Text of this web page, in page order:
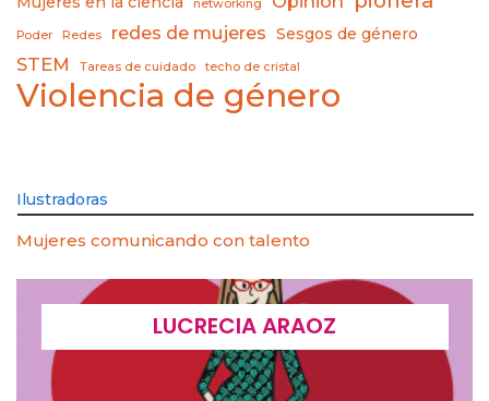
networking
Poder Redes redes de mujeres Sesgos de género
STEM Tareas de cuidado techo de cristal
Violencia de género
Ilustradoras
Mujeres comunicando con talento
LUCRECIA ARAOZ